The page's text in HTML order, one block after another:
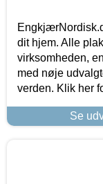
dit hjem. Alle
virksomheden,
med nøje
verden. Klik her
Se